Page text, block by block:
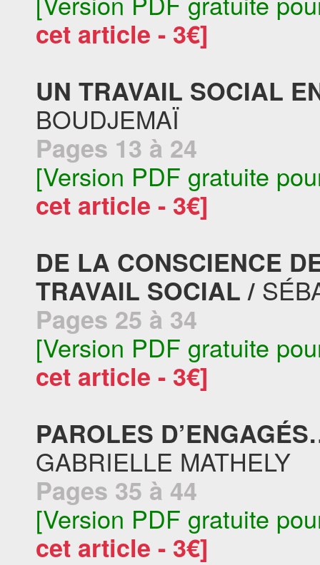
cet article - 3€]
UN TRAVAIL SOCIAL
BOUDJEMAÏ
Pages 13 à 24
[Version PDF gratuite
cet article - 3€]
DE LA CONSCIENCE
TRAVAIL SOCIAL /
Pages 25 à 34
[Version PDF gratuite
cet article - 3€]
PAROLES
GABRIELLE MATHELY
Pages 35 à 44
[Version PDF gratuite
cet article - 3€]